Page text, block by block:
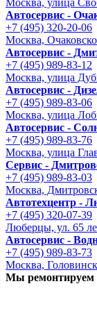
Автосервис -
+7 (495) 320-20-06
Москва,
Автосервис -
+7 (495) 989-83-12
Москва, улица
Автосервис -
+7 (495) 989-83-06
Москва, улица
Автосервис -
+7 (495) 989-83-76
Москва, улица
Сервис -
+7 (495) 989-83-03
Москва,
Автотехцентр -
+7 (495) 320-07-39
Люберцы, ул. 65
Автосервис -
+7 (495) 989-83-73
Москва,
Мы ремонтируем